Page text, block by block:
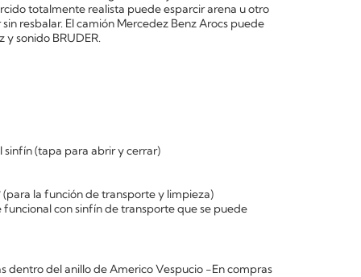
totalmente realista puede esparcir arena u otro
resbalar. El camión Mercedez Benz Arocs puede
y sonido BRUDER.
(tapa para abrir y cerrar)
(para la función de transporte y limpieza)
con sinfín de transporte que se puede
dentro del anillo de Americo Vespucio -En compras